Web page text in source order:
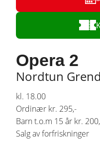
Opera 2
Nordtun
kl. 18.00
Ordinær kr. 295,-
Barn t.o.m 15 år kr.
Salg av forfriskninger